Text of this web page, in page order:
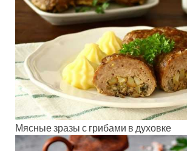
Мясные зразы с грибами в духовке